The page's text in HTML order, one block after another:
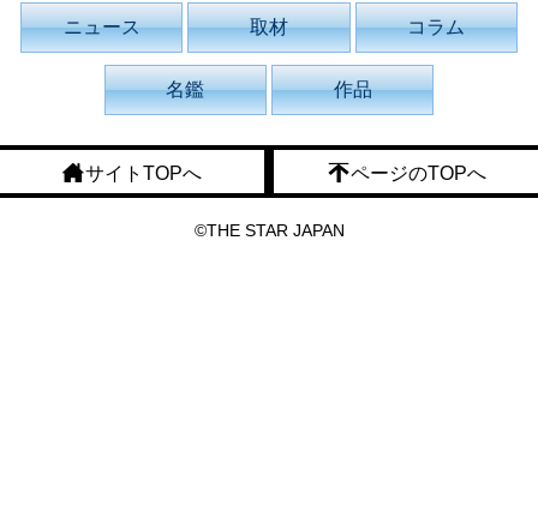
ニュース 取材 コラム
名鑑 作品
サイトTOPへ ページのTOPへ
©THE STAR JAPAN